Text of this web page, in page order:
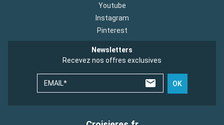
Youtube
Instagram
Pinterest
Newsletters
Recevez nos offres exclusives
EMAIL* OK